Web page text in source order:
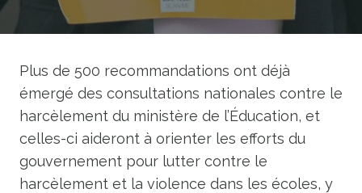
Plus de 500 recommandations ont déjà
émergé des consultations nationales contre le
harcèlement du ministère de l’Éducation, et
celles-ci aideront à orienter les efforts du
gouvernement pour lutter contre le
harcèlement et la violence dans les écoles, y